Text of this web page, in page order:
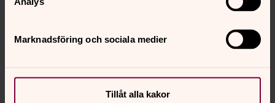
Marknadsföring och sociala medier
Tillåt alla kakor
Pilgrimsvandra eller sträck på
benen
Upplev sommarkyrkan